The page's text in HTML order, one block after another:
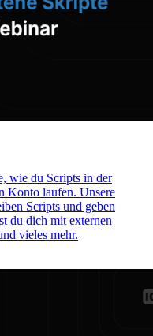
wie du Scripts in der
Konto laufen. Unsere
Scripts und geben
du dich mit externen
vieles mehr.